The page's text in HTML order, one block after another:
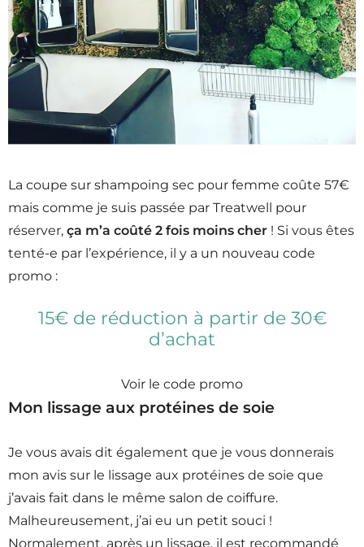
La coupe sur shampoing sec pour femme coûte 57€
mais comme je suis passée par Treatwell pour
réserver, ça m’a coûté 2 fois moins cher ! Si vous êtes
tenté-e par l’expérience, il y a un nouveau code
promo :
15€ de réduction à partir de 30€
d’achat
Voir le code promo
Mon lissage aux protéines de soie
Je vous avais dit également que je vous donnerais
mon avis sur le lissage aux protéines de soie que
j’avais fait dans le même salon de coiffure.
Malheureusement, j’ai eu un petit souci !
Normalement, après un lissage, il est recommandé